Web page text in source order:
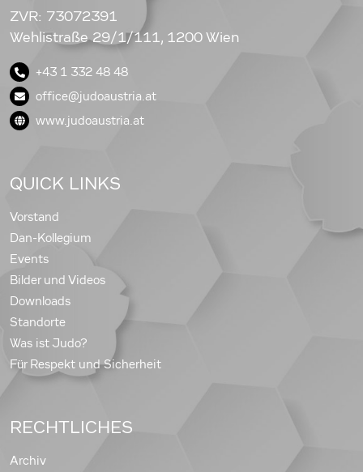
ZVR: 73072391
Wehlistraße 29/1/111, 1200 Wien
+43 1 332 48 48
office@judoaustria.at
www.judoaustria.at
QUICK LINKS
Vorstand
Dan-Kollegium
Events
Bilder und Videos
Downloads
Standorte
Was ist Judo?
Für Respekt und Sicherheit
RECHTLICHES
Archiv